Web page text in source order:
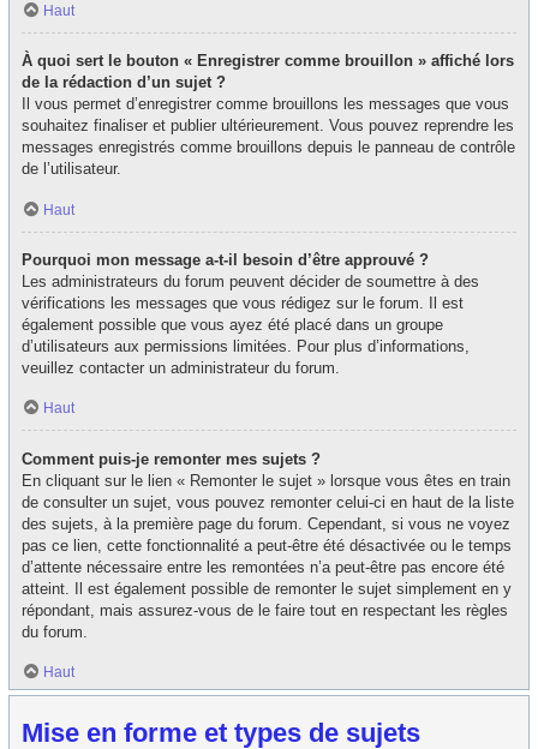
Haut
À quoi sert le bouton « Enregistrer comme brouillon » affiché lors
de la rédaction d’un sujet ?
Il vous permet d’enregistrer comme brouillons les messages que vous
souhaitez finaliser et publier ultérieurement. Vous pouvez reprendre les
messages enregistrés comme brouillons depuis le panneau de contrôle
de l’utilisateur.
Haut
Pourquoi mon message a-t-il besoin d’être approuvé ?
Les administrateurs du forum peuvent décider de soumettre à des
vérifications les messages que vous rédigez sur le forum. Il est
également possible que vous ayez été placé dans un groupe
d’utilisateurs aux permissions limitées. Pour plus d’informations,
veuillez contacter un administrateur du forum.
Haut
Comment puis-je remonter mes sujets ?
En cliquant sur le lien « Remonter le sujet » lorsque vous êtes en train
de consulter un sujet, vous pouvez remonter celui-ci en haut de la liste
des sujets, à la première page du forum. Cependant, si vous ne voyez
pas ce lien, cette fonctionnalité a peut-être été désactivée ou le temps
d’attente nécessaire entre les remontées n’a peut-être pas encore été
atteint. Il est également possible de remonter le sujet simplement en y
répondant, mais assurez-vous de le faire tout en respectant les règles
du forum.
Haut
Mise en forme et types de sujets